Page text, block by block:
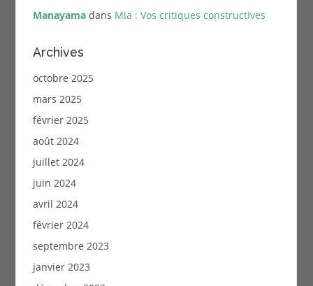
Manayamadans Mia : Vos critiques constructives
Archives
octobre 2025
mars 2025
février 2025
août 2024
juillet 2024
juin 2024
avril 2024
février 2024
septembre 2023
janvier 2023